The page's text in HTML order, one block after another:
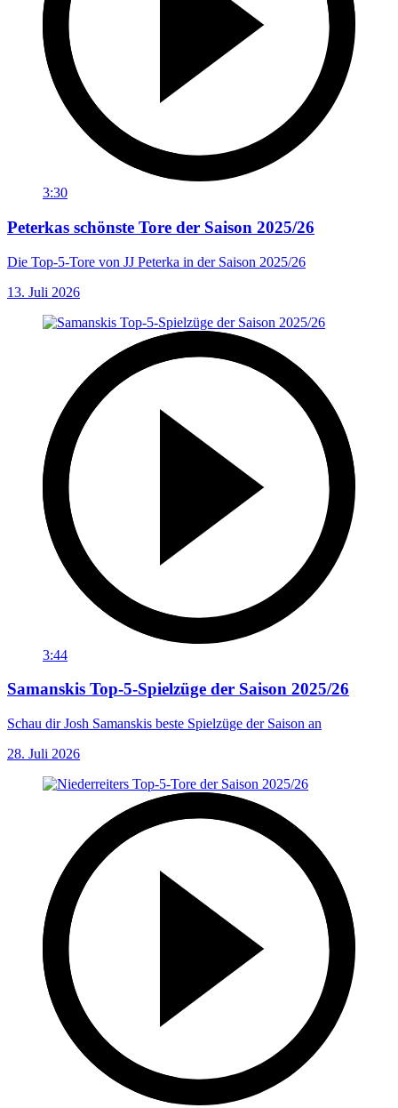
3:30
Peterkas schönste Tore der Saison 2025/26
Die Top-5-Tore von JJ Peterka in der Saison 2025/26
13. Juli 2026
3:44
Samanskis Top-5-Spielzüge der Saison 2025/26
Schau dir Josh Samanskis beste Spielzüge der Saison an
28. Juli 2026